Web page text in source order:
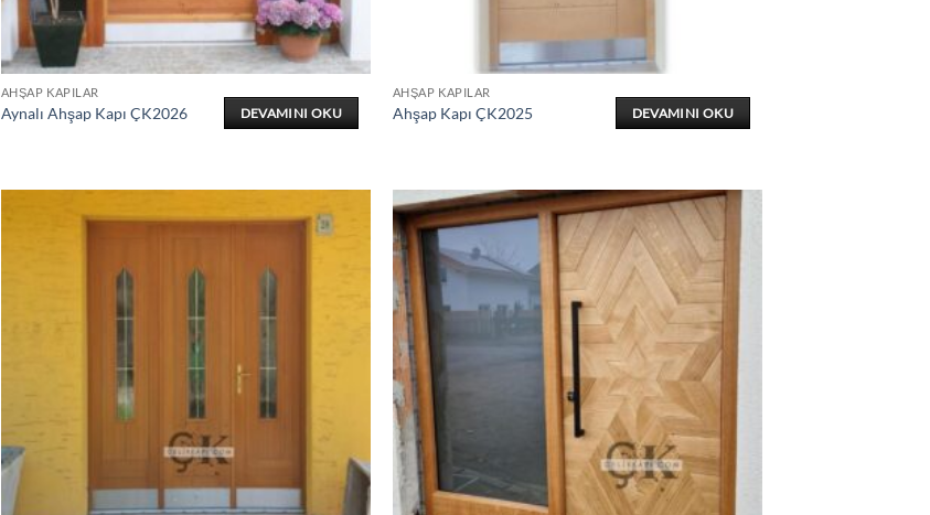
AHŞAP KAPILAR
Aynalı Ahşap Kapı ÇK2026 DEVAMINI OKU
AHŞAP KAPILAR
Ahşap Kapı ÇK2025 DEVAMINI OKU